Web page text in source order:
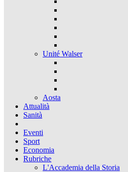
Unité Walser
Aosta
Attualità
Sanità
Eventi
Sport
Economia
Rubriche
L'Accademia della Storia